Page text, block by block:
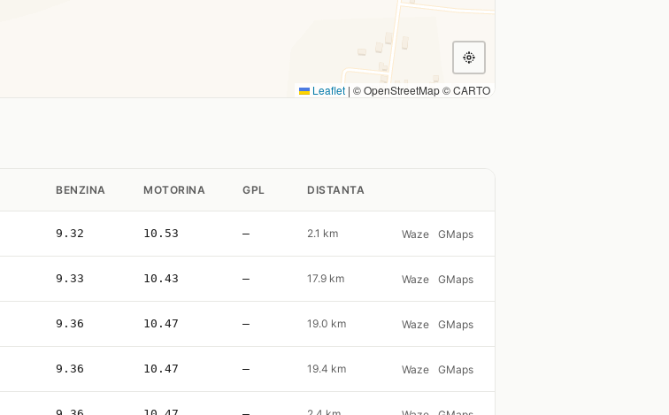
Leaflet | © OpenStreetMap © CARTO
BENZINA MOTORINA GPL DISTANTA
9.32 10.53 — 2.1 km Waze GMaps
9.33 10.43 — 17.9 km Waze GMaps
9.36 10.47 — 19.0 km Waze GMaps
9.36 10.47 — 19.4 km Waze GMaps